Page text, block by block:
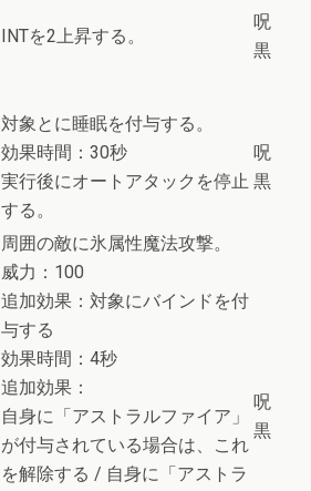
INTを2上昇する。
呪
黒
対象とに睡眠を付与する。
効果時間：30秒
実行後にオートアタックを停止
する。
呪
黒
周囲の敵に氷属性魔法攻撃。
威力：100
追加効果：対象にバインドを付
与する
効果時間：4秒
追加効果：
自身に「アストラルファイア」
が付与されている場合は、これ
を解除する / 自身に「アストラ
呪
黒